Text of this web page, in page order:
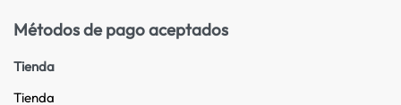
Métodos de pago aceptados
Tienda
Tienda